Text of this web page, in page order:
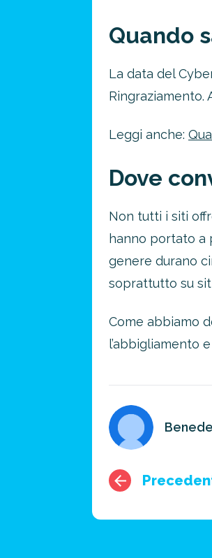
Quando
La data del
Ringraziamento.
Leggi anche:
Dove
Non tutti i siti
hanno portato a
genere durano
soprattutto su
Come abbiamo
l’abbigliamento